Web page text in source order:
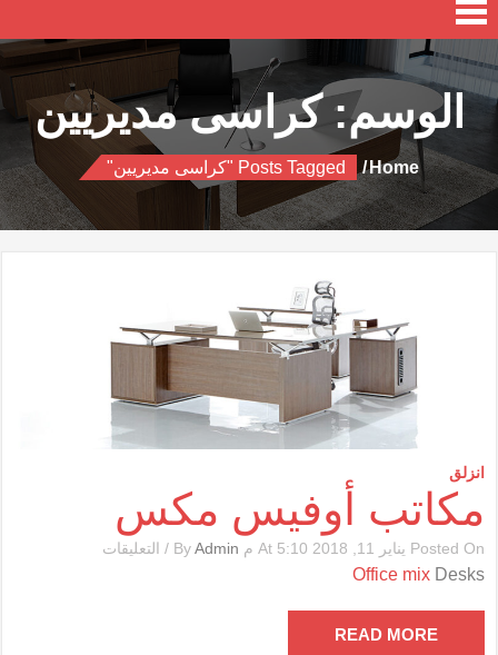
الوسم:كراسى مديريين
Home Posts Tagged "كراسى مديريين"
انزلق
مكاتب أوفيس مكس
Posted On يناير 11, 2018 At 5:10 م By Admin
/ التعليقات
Office mix Desks
READ MORE